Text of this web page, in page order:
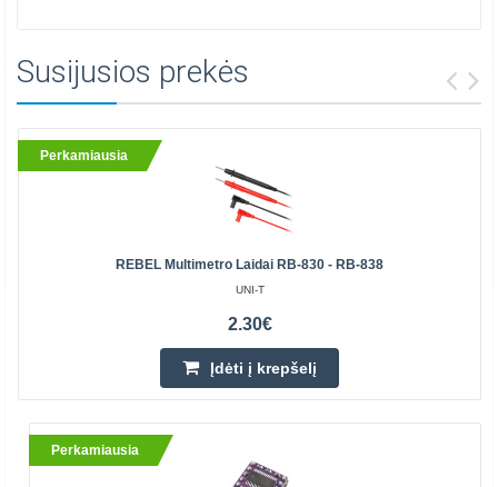
Susijusios prekės
Perkamiausia
REBEL Multimetro Laidai RB-830 - RB-838
UNI-T
2.30€
Įdėti į krepšelį
Perkamiausia